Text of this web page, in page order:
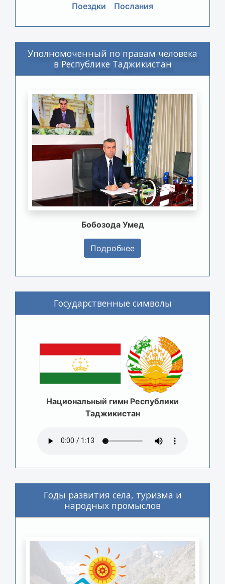
Поездки
Послания
Уполномоченный по правам человека
в Республике Таджикистан
Бобозода Умед
Подробнее
Государственные символы
Национальный гимн Республики
Таджикистан
Годы развития села, туризма и
народных промыслов